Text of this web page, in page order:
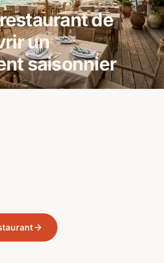
de
un
saisonnier